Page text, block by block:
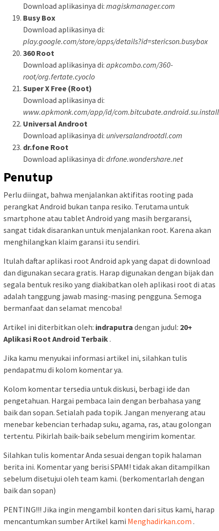
Download aplikasinya di: magiskmanager.com
Busy Box
Download aplikasinya di:
play.google.com/store/apps/details?id=stericson.busybox
360 Root
Download aplikasinya di: apkcombo.com/360-
root/org.fertate.cyoclo
Super X Free (Root)
Download aplikasinya di:
www.apkmonk.com/app/id/
Universal Androot
Download aplikasinya di: universalandrootdl.com
dr.fone Root
Download aplikasinya di: drfone.wondershare.net
Penutup
Perlu diingat, bahwa menjalankan aktifitas rooting pada
perangkat Android bukan tanpa resiko. Terutama untuk
smartphone atau tablet Android yang masih bergaransi,
sangat tidak disarankan untuk menjalankan root. Karena akan
menghilangkan klaim garansi itu sendiri.
Itulah daftar aplikasi root Android apk yang dapat di download
dan digunakan secara gratis. Harap digunakan dengan bijak dan
segala bentuk resiko yang diakibatkan oleh aplikasi root di atas
adalah tanggung jawab masing-masing pengguna. Semoga
bermanfaat dan selamat mencoba!
Artikel ini diterbitkan oleh: indraputra dengan judul: 20+
Aplikasi Root Android Terbaik.
Jika kamu menyukai informasi artikel ini, silahkan tulis
pendapatmu di kolom komentar ya.
Kolom komentar tersedia untuk diskusi, berbagi ide dan
pengetahuan. Hargai pembaca lain dengan berbahasa yang
baik dan sopan. Setialah pada topik. Jangan menyerang atau
menebar kebencian terhadap suku, agama, ras, atau golongan
tertentu. Pikirlah baik-baik sebelum mengirim komentar.
Silahkan tulis komentar Anda sesuai dengan topik halaman
berita ini. Komentar yang berisi SPAM! tidak akan ditampilkan
sebelum disetujui oleh team kami. (berkomentarlah dengan
baik dan sopan)
PENTING!!! Jika ingin mengambil konten dari situs kami, harap
mencantumkan sumber Artikel kami Menghadirkan.com .